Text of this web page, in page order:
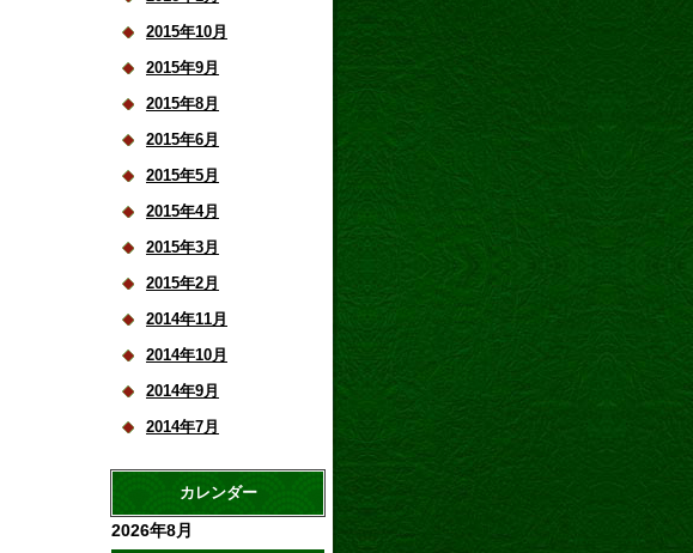
2015年10月
2015年9月
2015年8月
2015年6月
2015年5月
2015年4月
2015年3月
2015年2月
2014年11月
2014年10月
2014年9月
2014年7月
カレンダー
2026年8月